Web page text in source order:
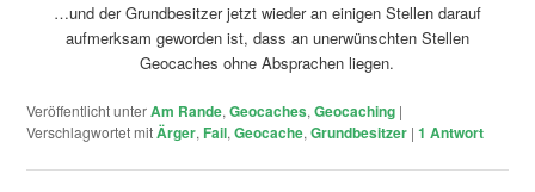
…und der Grundbesitzer jetzt wieder an einigen Stellen darauf
aufmerksam geworden ist, dass an unerwünschten Stellen
Geocaches ohne Absprachen liegen.
Veröffentlicht unterAm Rande,Geocaches,Geocaching |
Verschlagwortet mitÄrger,Fail,Geocache,Grundbesitzer |1 Antwort